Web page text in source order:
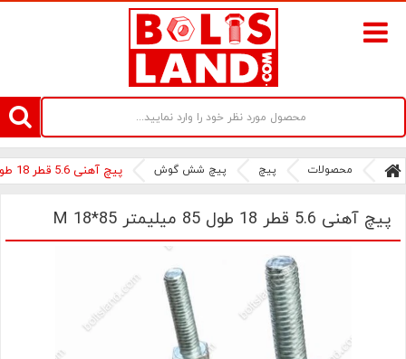
سامانه آنلاین فروش پیچ و مهره های صنعتی بولتز لند | سرزمین پیچ
محصولات پیچ پیچ شش گوش پیچ آهنی 5.6 قطر 18 طول 85 میلیمتر M 18*85
پیچ آهنی 5.6 قطر 18 طول 85 میلیمتر M 18*85